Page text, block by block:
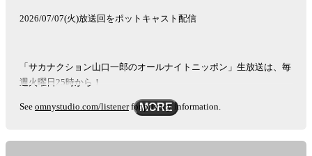
2026/07/07(火)放送回をポットキャスト配信
「サカナクション山口一郎のオールナイトニッポン」生放送は、毎
週火曜日25時から！
See omnystudio.com/listenerfor privacy information.
MORE